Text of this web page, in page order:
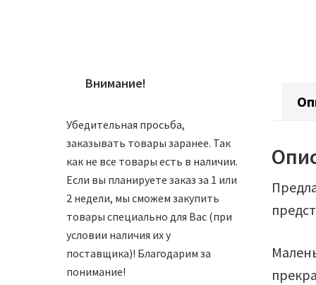
Внимание!
Убедительная просьба,
заказывать товары заранее. Так
как не все товары есть в наличии.
Если вы планируете заказ за 1 или
2 недели, мы сможем закупить
товары специально для Вас (при
условии наличия их у
поставщика)! Благодарим за
понимание!